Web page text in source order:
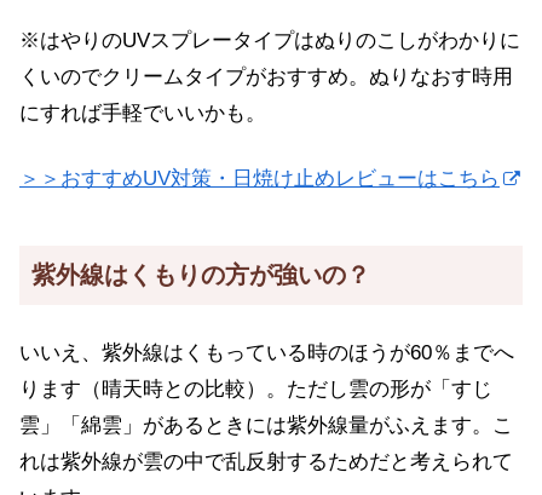
※はやりのUVスプレータイプはぬりのこしがわかりに
くいのでクリームタイプがおすすめ。ぬりなおす時用
にすれば手軽でいいかも。
＞＞おすすめUV対策・日焼け止めレビューはこちら
紫外線はくもりの方が強いの？
いいえ、紫外線はくもっている時のほうが60％までへ
ります（晴天時との比較）。ただし雲の形が「すじ
雲」「綿雲」があるときには紫外線量がふえます。こ
れは紫外線が雲の中で乱反射するためだと考えられて